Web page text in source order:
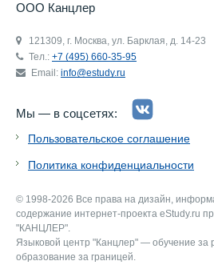
ООО Канцлер
121309, г. Москва, ул. Барклая, д. 14-23
Тел.: +7 (495) 660-35-95
Email: info@estudy.ru
Мы — в соцсетях:
Пользовательское соглашение
Политика конфиденциальности
© 1998-2026 Все права на дизайн,
содержание интернет-проекта eStudy.ru
"КАНЦЛЕР".
Языковой центр "Канцлер" — обучение за
образование за границей.